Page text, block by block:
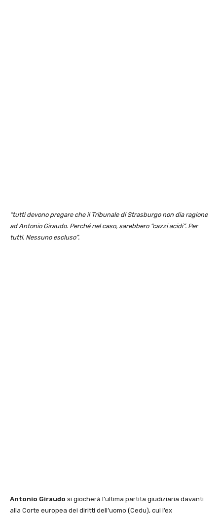
“tutti devono pregare che il Tribunale di Strasburgo non dia ragione
ad Antonio Giraudo. Perché nel caso, sarebbero “cazzi acidi”. Per
tutti. Nessuno escluso”.
Antonio Giraudo si giocherà l’ultima partita giudiziaria davanti
alla Corte europea dei diritti dell’uomo (Cedu), cui l’ex